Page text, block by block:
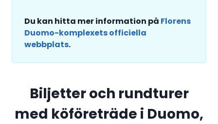
Du kan hitta mer information på Florens
Duomo-komplexets officiella
webbplats.
Biljetter och rundturer
med köföreträde i Duomo,